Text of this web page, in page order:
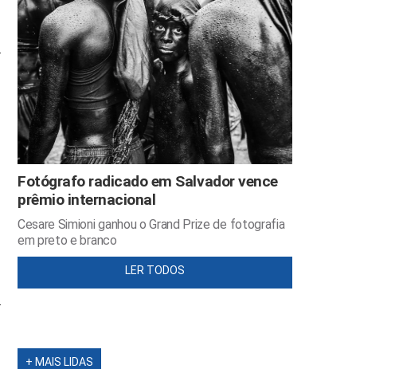
Fotógrafo radicado em Salvador vence
prêmio internacional
Cesare Simioni ganhou o Grand Prize de fotografia
em preto e branco
LER TODOS
+ MAIS LIDAS